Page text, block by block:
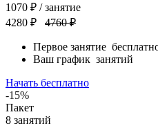
1070 ₽ / занятие
4280 ₽
4760 ₽
Первое занятие
Ваш график занятий
Начать бесплатно
-15%
Пакет
8 занятий